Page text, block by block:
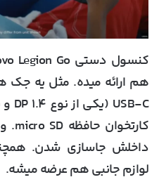
کنسول دستی Lenovo Legion Go
داخلش جاسازی شدن.
لوازم جانبی هم عرضه میشه.